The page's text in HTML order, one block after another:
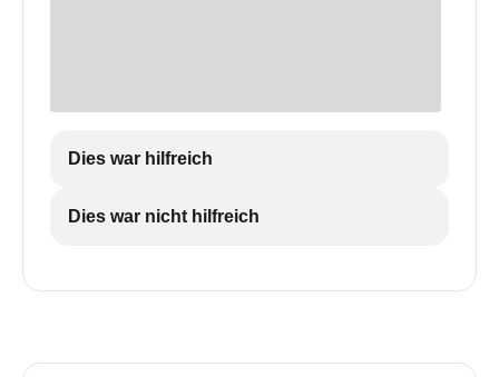
Dies war hilfreich
Dies war nicht hilfreich